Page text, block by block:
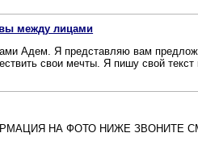
между лицами
Адем. Я представляю вам
свои мечты. Я пишу свой
НА ФОТО НИЖЕ ЗВОНИТЕ